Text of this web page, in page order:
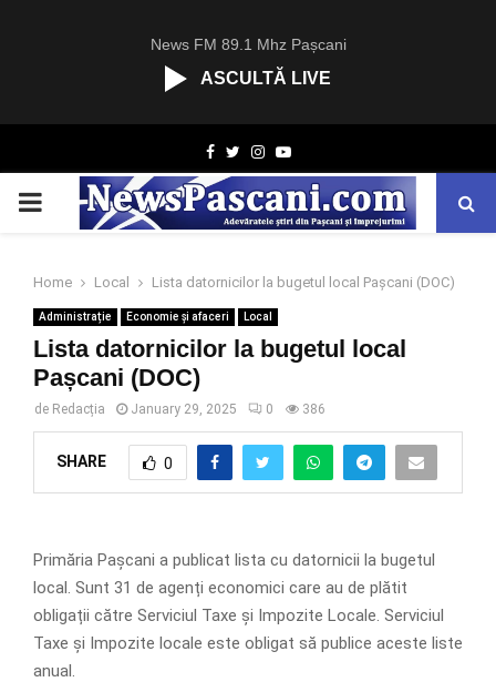
News FM 89.1 Mhz Pașcani
ASCULTĂ LIVE
Facebook
TwitterInstagram
Youtube
PRIMARY
Home Local Lista datornicilor la bugetul local Pașcani (DOC)
Administrație Economie și afaceri Local
Lista datornicilor la bugetul local
Pașcani (DOC)
de Redacția January 29, 2025 0 386
SHARE 0
Primăria Pașcani a publicat lista cu datornicii la bugetul
local. Sunt 31 de agenți economici care au de plătit
obligații către Serviciul Taxe și Impozite Locale. Serviciul
Taxe și Impozite locale este obligat să publice aceste liste
anual.